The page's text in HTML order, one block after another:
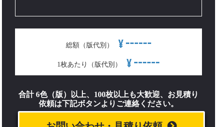
総額（版代別） ¥ ------
1枚あたり（版代別） ¥------
合計 6色（版）以上、100枚以上も大歓迎、お見積り
依頼は下記ボタンよりご連絡ください。